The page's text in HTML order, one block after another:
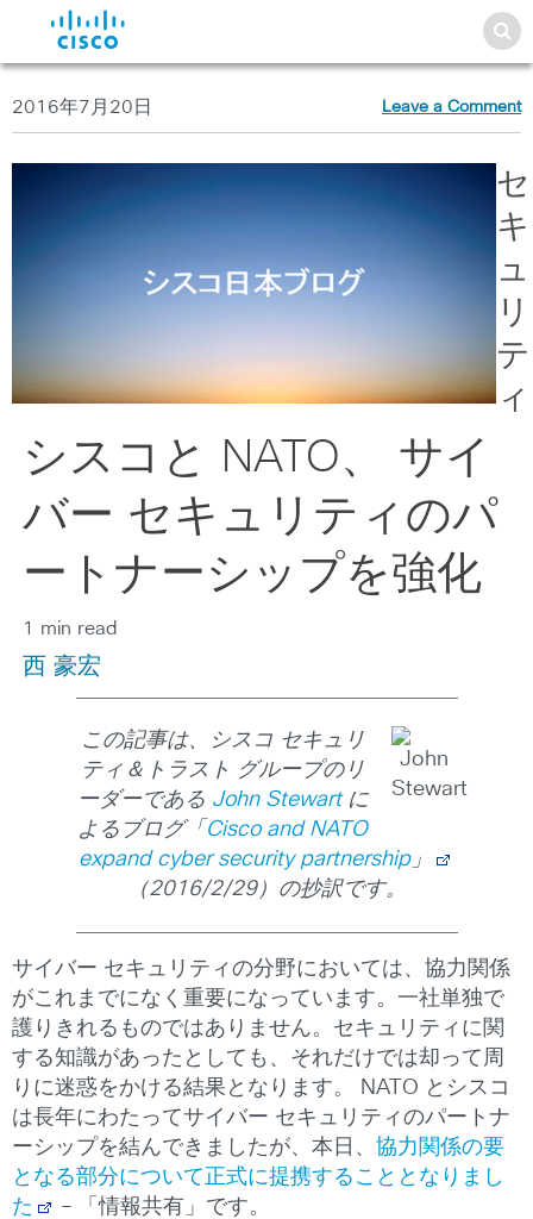
2016年7月20日 Leave a Comment
セ
キ
ュ
リ
テ
ィ
シスコと NATO、 サイ
バー セキュリティのパ
ートナーシップを強化
1 min read
西 豪宏
この記事は、シスコ セキュリ
ティ＆トラスト グループのリ
ーダーである John Stewartに
よるブログ「 Cisco and NATO
expand cyber security partnership」
（2016/2/29）の抄訳です。
サイバー セキュリティの分野においては、協力関係
がこれまでになく重要になっています。一社単独で
護りきれるものではありません。セキュリティに関
する知識があったとしても、それだけでは却って周
りに迷惑をかける結果となります。 NATO とシスコ
は長年にわたってサイバー セキュリティのパートナ
ーシップを結んできましたが、本日、 協力関係の要
となる部分について正式に提携することとなりまし
た
– 「情報共有」です。